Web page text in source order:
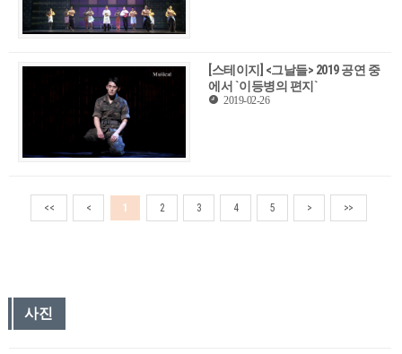
[스테이지] <그날들> 2019 공연 중
에서 `이등병의 편지`
2019-02-26
<< < 1 2 3 4 5 > >>
사진